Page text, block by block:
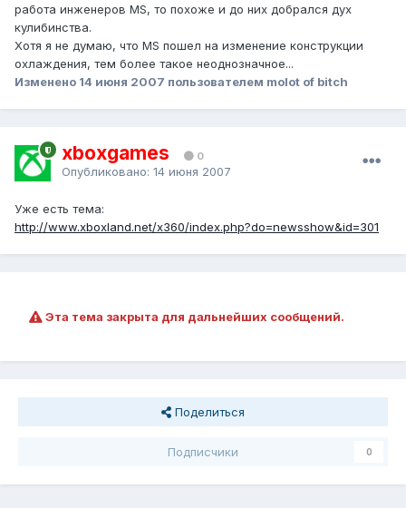
работа инженеров MS, то похоже и до них добрался дух
кулибинства.
Хотя я не думаю, что MS пошел на изменение конструкции
охлаждения, тем более такое неоднозначное...
Изменено 14 июня 2007 пользователем molot of bitch
xboxgames 0
Опубликовано: 14 июня 2007
Уже есть тема:
http://www.xboxland.net/x360/index.php?do=newsshow&id=301
Эта тема закрыта для дальнейших сообщений.
Поделиться
Подписчики 0